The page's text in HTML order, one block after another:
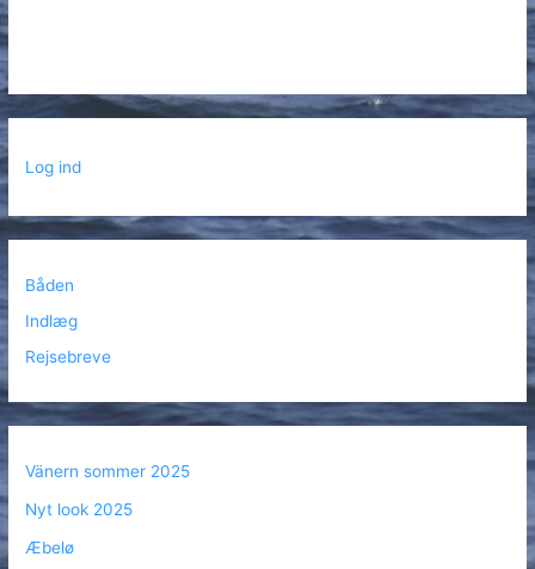
Log ind
Båden
Indlæg
Rejsebreve
Vänern sommer 2025
Nyt look 2025
Æbelø